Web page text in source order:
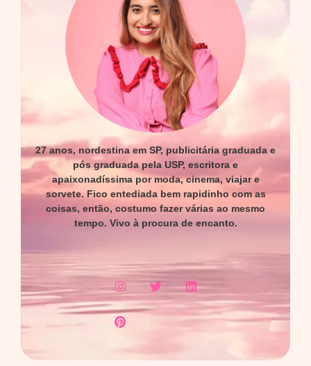
27 anos, nordestina em SP, publicitária graduada e
pós graduada pela USP, escritora e
apaixonadíssima por moda, cinema, viajar e
sorvete. Fico entediada bem rapidinho com as
coisas, então, costumo fazer várias ao mesmo
tempo. Vivo à procura de encanto.